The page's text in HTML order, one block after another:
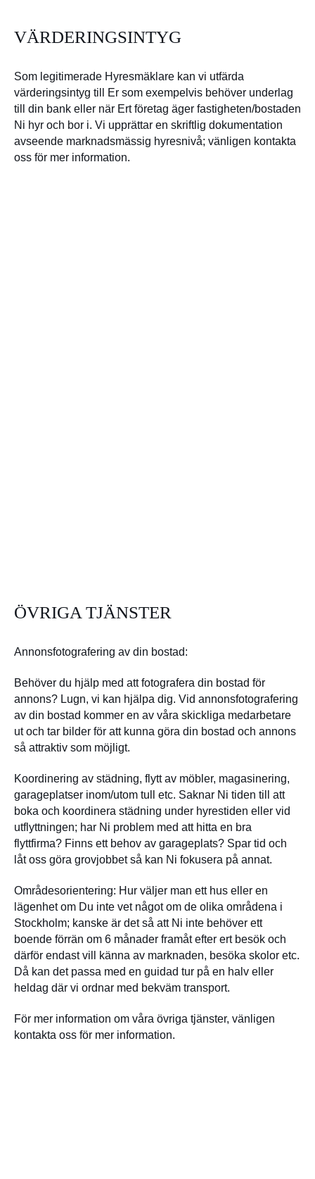
VÄRDERINGSINTYG
Som legitimerade Hyresmäklare kan vi utfärda
värderingsintyg till Er som exempelvis behöver underlag
till din bank eller när Ert företag äger fastigheten/bostaden
Ni hyr och bor i. Vi upprättar en skriftlig dokumentation
avseende marknadsmässig hyresnivå; vänligen kontakta
oss för mer information.
ÖVRIGA TJÄNSTER
Annonsfotografering av din bostad:
Behöver du hjälp med att fotografera din bostad för
annons? Lugn, vi kan hjälpa dig. Vid annonsfotografering
av din bostad kommer en av våra skickliga medarbetare
ut och tar bilder för att kunna göra din bostad och annons
så attraktiv som möjligt.
Koordinering av städning, flytt av möbler, magasinering,
garageplatser inom/utom tull etc. Saknar Ni tiden till att
boka och koordinera städning under hyrestiden eller vid
utflyttningen; har Ni problem med att hitta en bra
flyttfirma? Finns ett behov av garageplats? Spar tid och
låt oss göra grovjobbet så kan Ni fokusera på annat.
Områdesorientering: Hur väljer man ett hus eller en
lägenhet om Du inte vet något om de olika områdena i
Stockholm; kanske är det så att Ni inte behöver ett
boende förrän om 6 månader framåt efter ert besök och
därför endast vill känna av marknaden, besöka skolor etc.
Då kan det passa med en guidad tur på en halv eller
heldag där vi ordnar med bekväm transport.
För mer information om våra övriga tjänster, vänligen
kontakta oss för mer information.